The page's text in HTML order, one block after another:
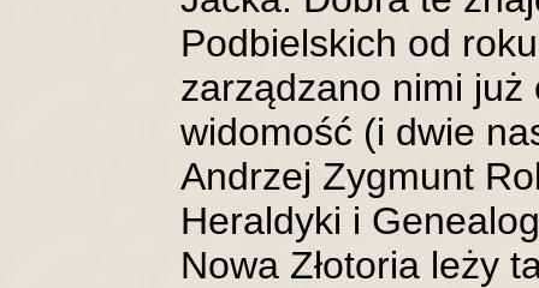
Podbielskich od
zarządzano nimi
widomość (i dwie
Andrzej Zygmunt
Heraldyki i
Nowa Złotoria leży